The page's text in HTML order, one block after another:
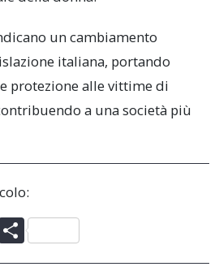
un cambiamento
italiana, portando
protezione alle vittime di
a una società più
C
o